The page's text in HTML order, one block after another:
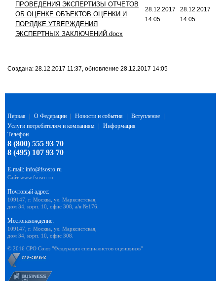
ПРОВЕДЕНИЯ ЭКСПЕРТИЗЫ ОТЧЕТОВ
ОБ ОЦЕНКЕ ОБЪЕКТОВ ОЦЕНКИ И
ПОРЯДКЕ УТВЕРЖДЕНИЯ
ЭКСПЕРТНЫХ ЗАКЛЮЧЕНИЙ.docx
28.12.2017
14:05
28.12.2017
14:05
Создана: 28.12.2017 11:37, обновление 28.12.2017 14:05
Первая О Федерации Новости и события Вступление
Услуги потребителям и компаниям
Информация
Телефон
8 (800) 555 93 70
8 (495) 107 93 70
E-mail: info@fsosro.ru
Сайт www.fsosro.ru
Почтовый адрес:
109147, г. Москва, ул. Марксистская,
дом 34, корп. 10, офис 308, а/я №176.
Местонахождение:
109147, г. Москва, ул. Марксистская,
дом 34, корп. 10, офис 308.
© 2016 СРО Союз "Федерация специалистов оценщиков"